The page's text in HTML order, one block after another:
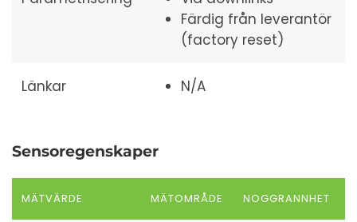
Färdig från leverantör
(factory reset)
Länkar N/A
Sensoregenskaper
MÄTVÄRDE MÄTOMRÅDE NOGGRANNHET